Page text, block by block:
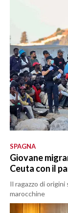
SPAGNA
Giovane
Ceuta con il
Il ragazzo di
marocchine